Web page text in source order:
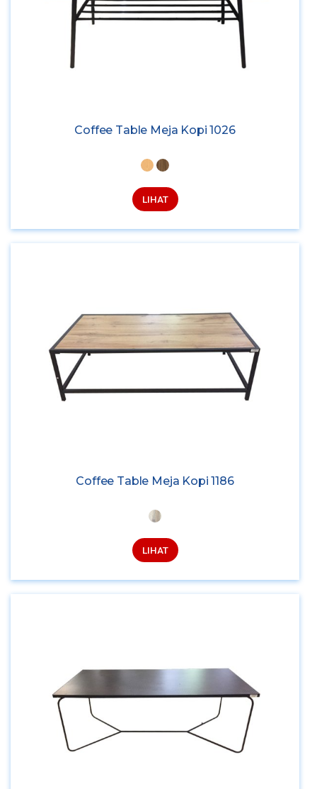
Coffee Table Meja Kopi 1026
LIHAT
Coffee Table Meja Kopi 1186
LIHAT